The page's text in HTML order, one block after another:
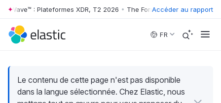
Skip to main content
Wave™ : Plateformes XDR, T2 2026 • The Forrester Wave™ :
Accéder au rapport
FR
Le contenu de cette page n'est pas disponible
dans la langue sélectionnée. Chez Elastic, nous